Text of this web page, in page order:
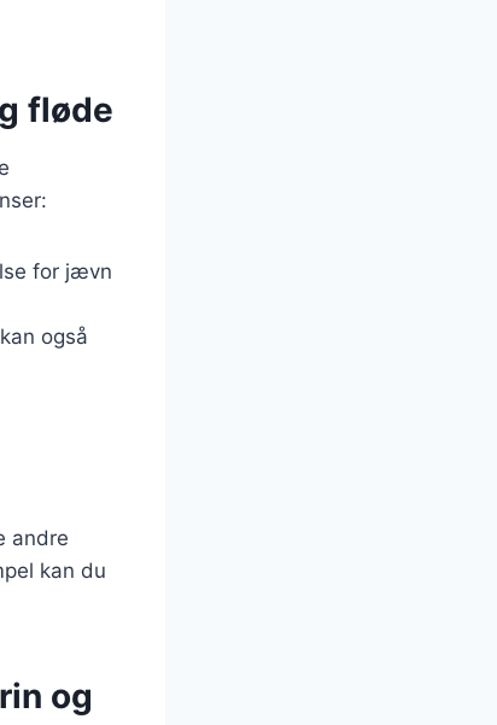
fløde
for jævn
også
andre
kan du
og